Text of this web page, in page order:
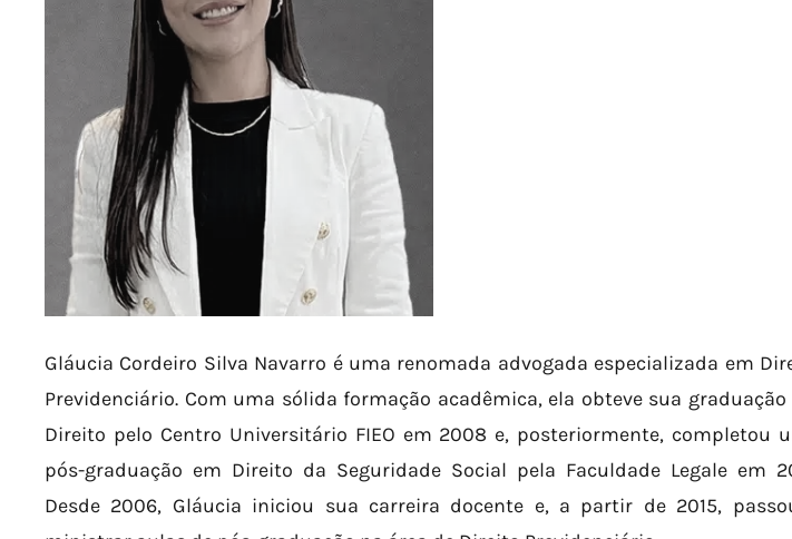
Gláucia Cordeiro Silva Navarro é uma renomada advogada especializada em
Previdenciário. Com uma sólida formação acadêmica, ela obteve sua graduação
Direito pelo Centro Universitário FIEO em 2008 e, posteriormente, completou
pós-graduação em Direito da Seguridade Social pela Faculdade Legale em
Desde 2006, Gláucia iniciou sua carreira docente e, a partir de 2015,